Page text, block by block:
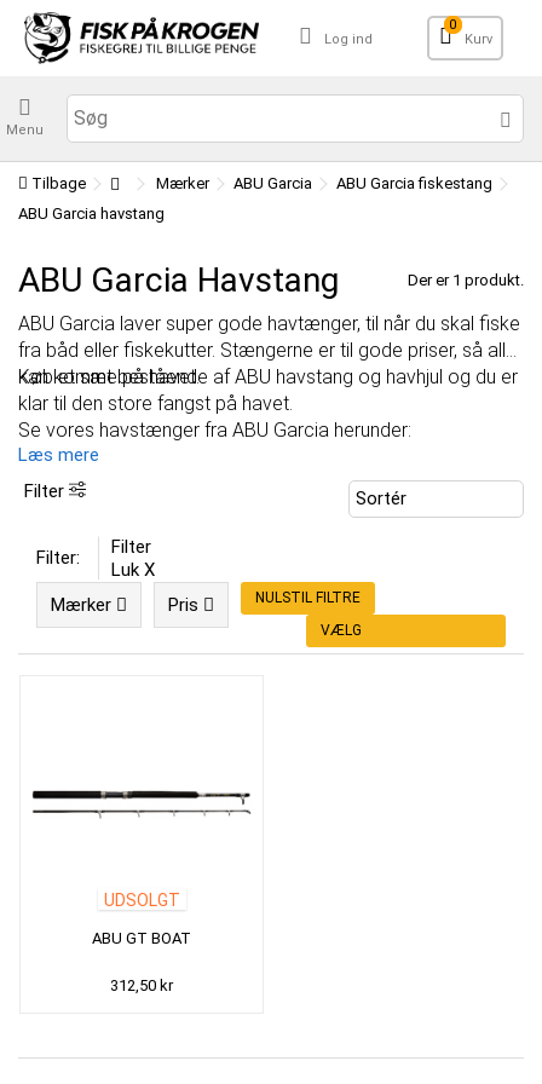
Log ind
0
Kurv
Menu
Tilbage Mærker ABU Garcia
ABU Garcia fiskestang
ABU Garcia havstang
ABU Garcia Havstang Der er 1 produkt.
ABU Garcia laver super gode havtænger, til når du skal fiske
fra båd eller fiskekutter. Stængerne er til gode priser, så alle
kan komme på havet.
Køb et sæt bestående af ABU havstang og havhjul og du er
klar til den store fangst på havet.
Se vores havstænger fra ABU Garcia herunder:
Læs mere
Filter
Filter:
Filter
Luk X
Mærker
Pris
NULSTIL FILTRE
VÆLG
UDSOLGT
ABU GT BOAT
312,50 kr